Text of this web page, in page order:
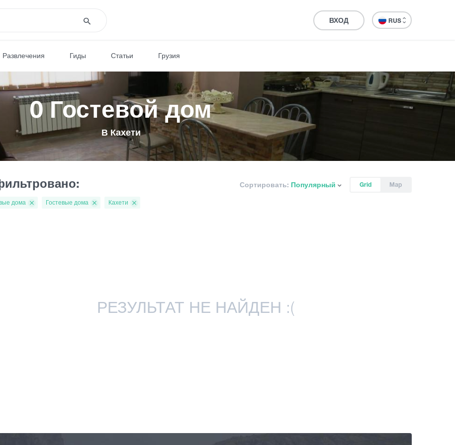
ВХОД RUS
Развлечения Гиды Статьи Грузия
0 Гостевой дом
В Кахети
Grid Map
Сортировать: Популярный
дома Гостевые дома Кахети
РЕЗУЛЬТАТ НЕ НАЙДЕН :(